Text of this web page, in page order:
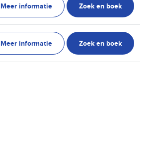
Meer informatie Zoek en boek
Meer informatie Zoek en boek